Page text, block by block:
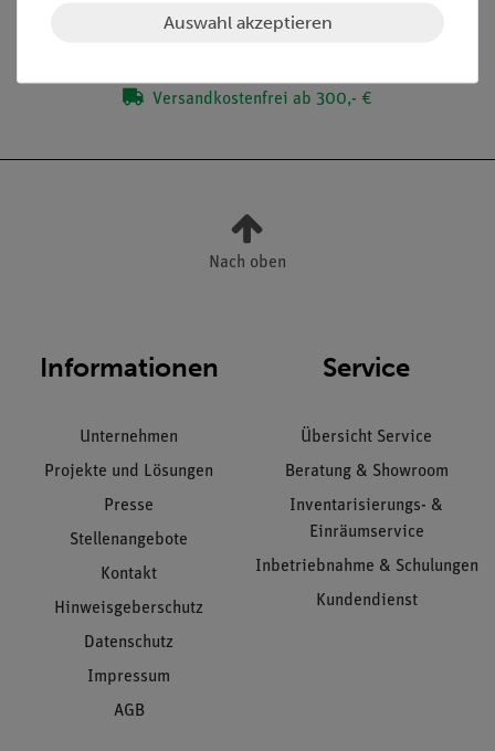
Versandkostenfrei ab 300,- €
Nach oben
Informationen
Unternehmen
Projekte und Lösungen
Presse
Stellenangebote
Kontakt
Hinweisgeberschutz
Datenschutz
Impressum
AGB
Service
Übersicht Service
Beratung & Showroom
Inventarisierungs- &
Einräumservice
Inbetriebnahme & Schulungen
Kundendienst
Auswahl akzeptieren